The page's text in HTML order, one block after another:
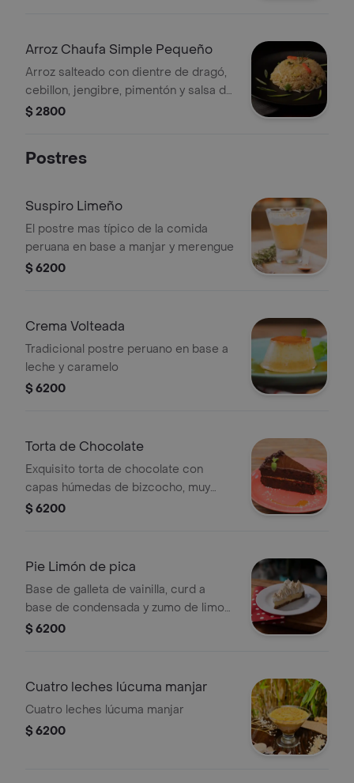
Arroz Chaufa Simple Pequeño
Arroz salteado con dientre de dragó,
cebillon, jengibre, pimentón y salsa de
soya.
$ 2800
Postres
Suspiro Limeño
El postre mas típico de la comida
peruana en base a manjar y merengue
$ 6200
Crema Volteada
Tradicional postre peruano en base a
leche y caramelo
$ 6200
Torta de Chocolate
Exquisito torta de chocolate con
capas húmedas de bizcocho, muy
tradicional y muy rica
$ 6200
Pie Limón de pica
Base de galleta de vainilla, curd a
base de condensada y zumo de limon
100 natural cubierto por merengue
$ 6200
Cuatro leches lúcuma manjar
Cuatro leches lúcuma manjar
$ 6200